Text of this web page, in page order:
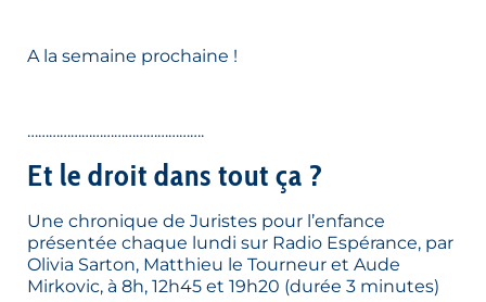
A la semaine prochaine !
………………………………………….
Et le droit dans tout ça ?
Une chronique de Juristes pour l’enfance
présentée chaque lundi sur Radio Espérance, par
Olivia Sarton, Matthieu le Tourneur et Aude
Mirkovic, à 8h, 12h45 et 19h20 (durée 3 minutes)